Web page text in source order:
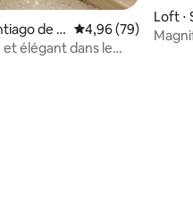
de Q Évaluation
4,96 (79)
élégant dans le
Loft ⋅